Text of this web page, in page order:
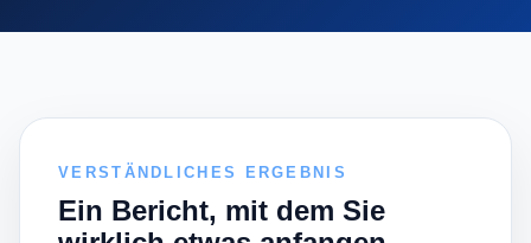
VERSTÄNDLICHES ERGEBNIS
Ein Bericht, mit dem Sie